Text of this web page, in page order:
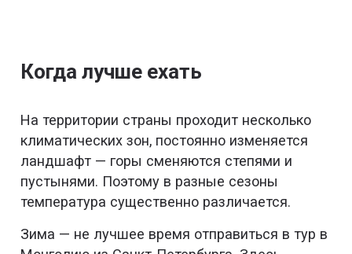
Когда лучше ехать
На территории страны проходит несколько
климатических зон, постоянно изменяется
ландшафт — горы сменяются степями и
пустынями. Поэтому в разные сезоны
температура существенно различается.
Зима — не лучшее время отправиться в тур в